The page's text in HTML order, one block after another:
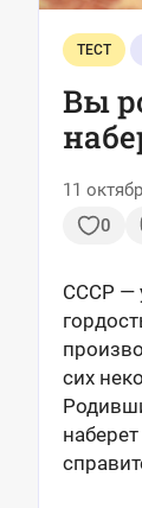
ТЕСТ
Вы
11
0
СССР —
сих